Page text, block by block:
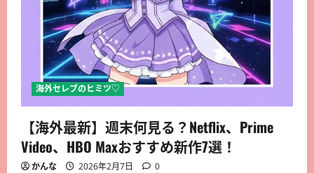
海外セレブのヒミツ♡
【海外最新】週末何見る？Netflix、Prime
Video、HBO Maxおすすめ新作7選！
かんな 2026年2月7日 0